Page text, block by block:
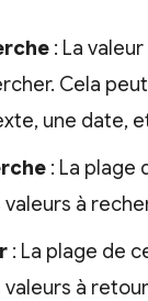
: La
Cela
une date,
: La plage
à
: La plage de
à